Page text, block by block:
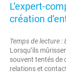
L’expert-
création
Temps de lecture :
Lorsqu’ils
souvent tentés de
relations et